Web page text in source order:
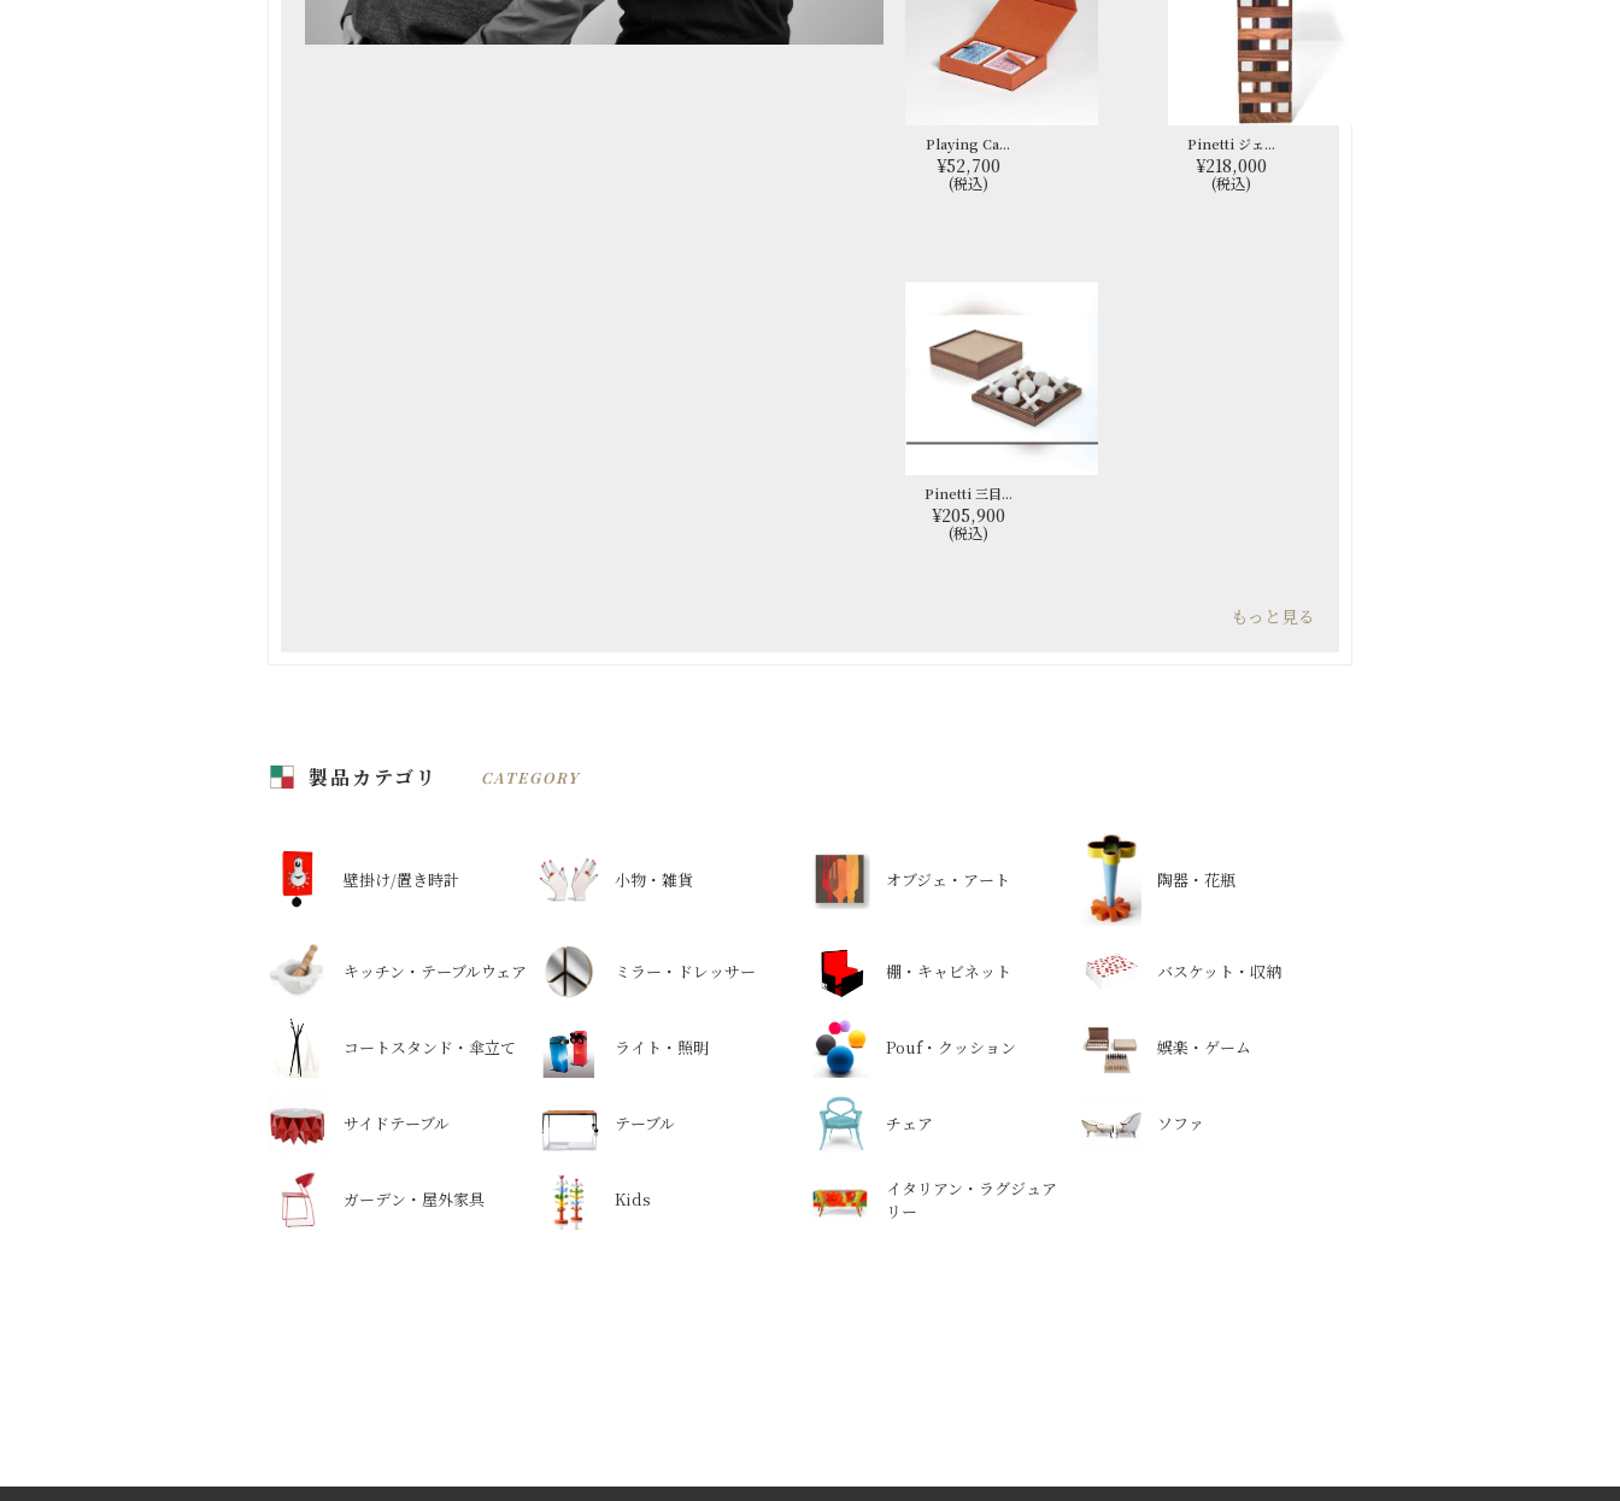
Playing Ca...
¥52,700
(税込)
Pinetti ジェ...
¥218,000
(税込)
Pinetti 三目...
¥205,900
(税込)
もっと見る
製品カテゴリ CATEGORY
壁掛け/置き時計 小物・雑貨 オブジェ・アート 陶器・花瓶
キッチン・テーブルウェア ミラー・ドレッサー 棚・キャビネット バスケット・収納
コートスタンド・傘立て ライト・照明 Pouf・クッション 娯楽・ゲーム
サイドテーブル テーブル チェア ソファ
ガーデン・屋外家具 Kids
イタリアン・ラグジュア
リー